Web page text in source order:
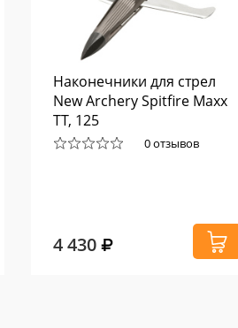
Наконечники для стрел
New Archery Spitfire Maxx
TT, 125
0 отзывов
4 430